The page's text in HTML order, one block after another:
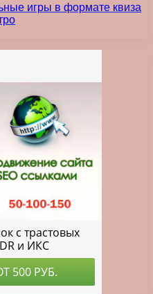
игры в формате квиза